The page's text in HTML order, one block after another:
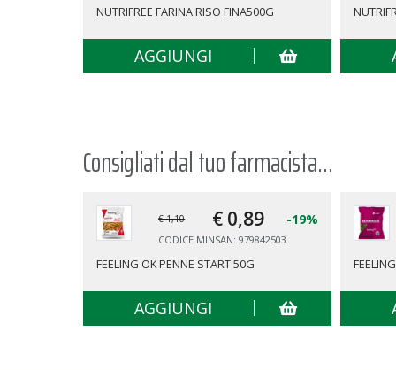
NUTRIFREE FARINA RISO FINA500G
AGGIUNGI
Consigliati dal tuo farmacista...
€ 1,10 € 0,89 -19%
CODICE MINSAN: 979842503
FEELING OK PENNE START 50G
AGGIUNGI